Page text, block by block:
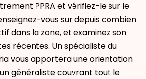
PPRA et vérifiez-le sur le
vous sur depuis combien
dans la zone, et examinez son
récentes. Un spécialiste du
vous apportera une orientation
généraliste couvrant tout le